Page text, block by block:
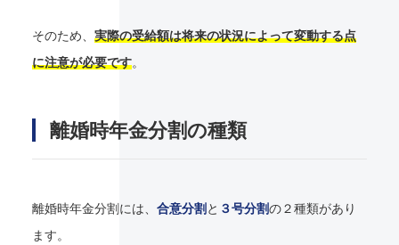
そのため、 実際の受給額は将来の状況によって変動する点
に注意が必要です。
離婚時年金分割の種類
離婚時年金分割には、 合意分割 と ３号分割の２種類があり
ます。